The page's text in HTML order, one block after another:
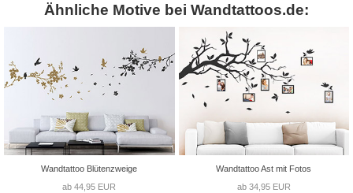
Ähnliche Motive bei Wandtattoos.de:
Wandtattoo Blütenzweige
ab 44,95 EUR
Wandtattoo Ast mit Fotos
ab 34,95 EUR